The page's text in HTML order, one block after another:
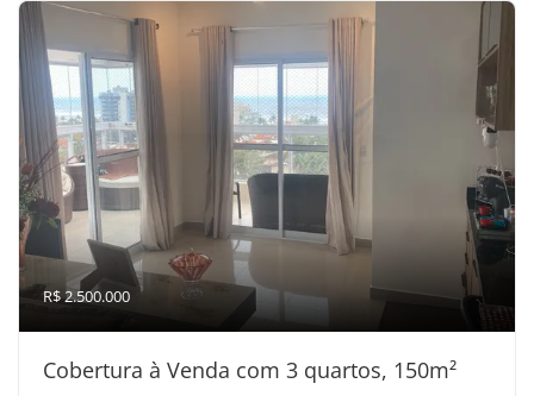
R$ 2.500.000
Cobertura à Venda com 3 quartos, 150m²